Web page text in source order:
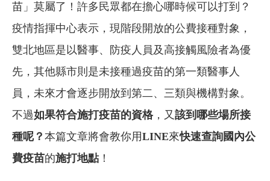
苗」莫屬了！許多民眾都在擔心哪時候可以打到？
疫情指揮中心表示，現階段開放的公費接種對象，
雙北地區是以醫事、防疫人員及高接觸風險者為優
先，其他縣市則是未接種過疫苗的第一類醫事人
員，未來才會逐步開放到第二、三類與機構對象。
不過如果符合施打疫苗的資格，又該到哪些場所接
種呢？ 本篇文章將會教你用LINE來快速查詢國內公
費疫苗的施打地點！